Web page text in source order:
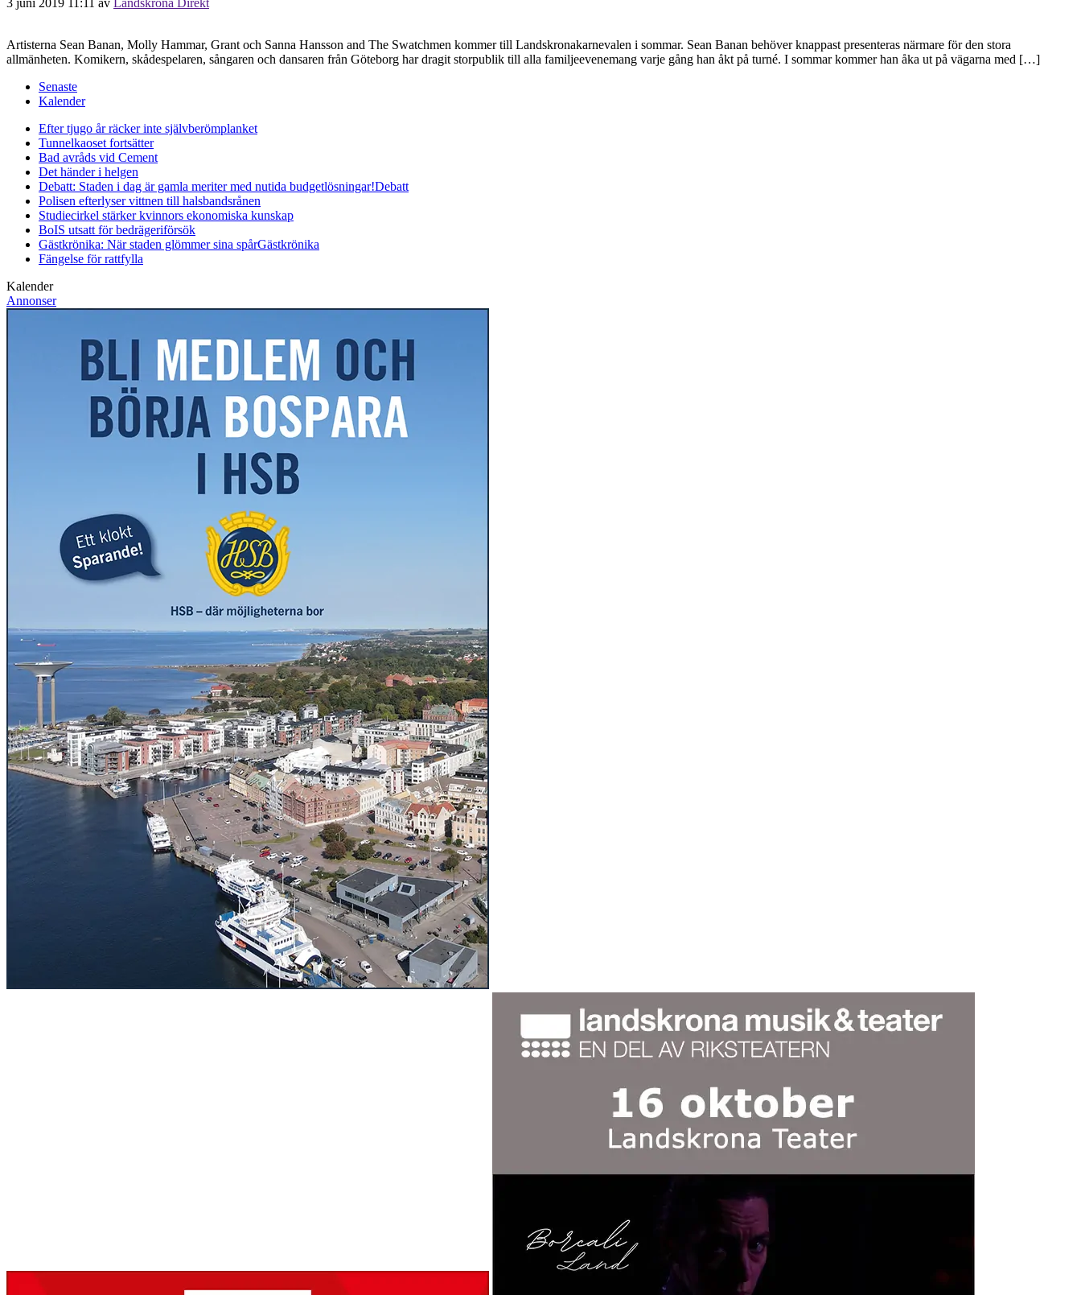
Artisterna Sean Banan, Molly Hammar, Grant och Sanna Hansson and The Swatchmen kommer till Landskronakarnevalen i sommar. Sean Banan behöver knappast presenteras närmare för den stora
allmänheten. Komikern, skådespelaren, sångaren och dansaren från Göteborg har dragit storpublik till alla familjeevenemang varje gång han åkt på turné. I sommar kommer han åka ut på vägarna med […]
Senaste
Kalender
Efter tjugo år räcker inte självberömplanket
Tunnelkaoset fortsätter
Bad avråds vid Cement
Det händer i helgen
Debatt: Staden i dag är gamla meriter med nutida budgetlösningar!Debatt
Polisen efterlyser vittnen till halsbandsrånen
Studiecirkel stärker kvinnors ekonomiska kunskap
BoIS utsatt för bedrägeriförsök
Gästkrönika: När staden glömmer sina spårGästkrönika
Fängelse för rattfylla
Kalender
Annonser